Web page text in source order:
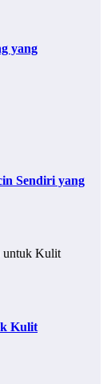
yang
Sendiri yang
Kulit